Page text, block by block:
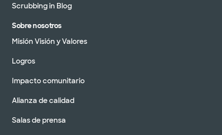
Scrubbing in Blog
Sobre nosotros
Misión Visión y Valores
Logros
Impacto comunitario
Alianza de calidad
Salas de prensa